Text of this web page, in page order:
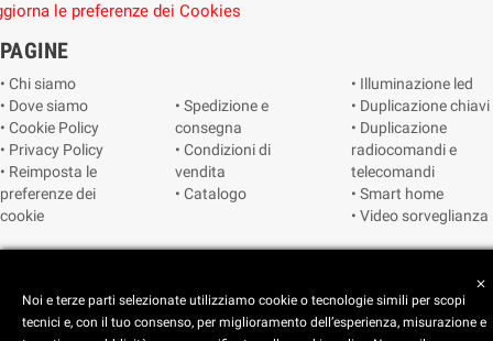
le preferenze dei Cookies
PAGINE
• Chi siamo
• Dove siamo
• Cookie Policy
• Privacy Policy
• Reimposta le
preferenze dei
cookie
• Spedizione e
consegna
• Condizioni di
vendita
• Catalogo
• Illuminazione led
• Duplicazione chiavi
• Duplicazione
radiocomandi e
telecomandi
• Smart home
• Video sorveglianza
close
Noi e terze parti selezionate utilizziamo cookie o tecnologie simili per scopi
tecnici e, con il tuo consenso, per miglioramento dell’esperienza, misurazione e